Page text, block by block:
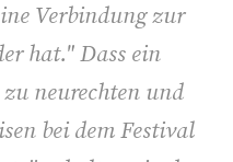
Verbindung zur
hat." Dass ein
neurechten und
bei dem Festival